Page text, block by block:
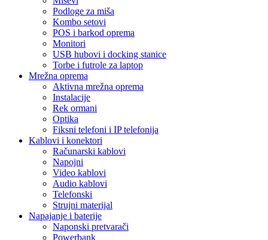
Podloge za miša
Kombo setovi
POS i barkod oprema
Monitori
USB hubovi i docking stanice
Torbe i futrole za laptop
Mrežna oprema
Aktivna mrežna oprema
Instalacije
Rek ormani
Optika
Fiksni telefoni i IP telefonija
Kablovi i konektori
Računarski kablovi
Napojni
Video kablovi
Audio kablovi
Telefonski
Strujni materijal
Napajanje i baterije
Naponski pretvarači
Powerbank